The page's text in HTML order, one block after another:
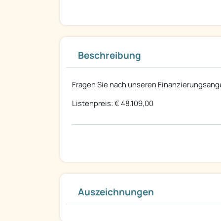
Beschreibung
Fragen Sie nach unseren
Listenpreis: € 48.109,00
Auszeichnungen